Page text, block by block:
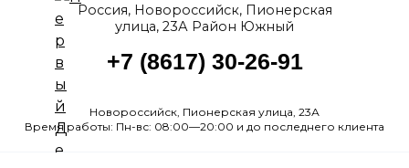
Россия, Новороссийск, Пионерская
улица, 23А Район Южный
+7 (8617) 30-26-91
Новороссийск, Пионерская улица, 23А
Время работы: Пн-вс: 08:00—20:00 и до последнего клиента